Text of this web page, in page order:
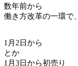
数年前から
働き方改革の一環で、
1月2日から
とか
1月3日から初売り